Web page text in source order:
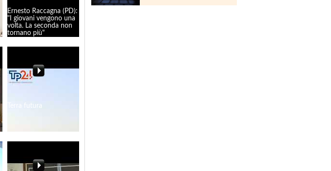
Ernesto Raccagna (PD):
"I giovani vengono una
volta. La seconda non
tornano più"
Terra futura